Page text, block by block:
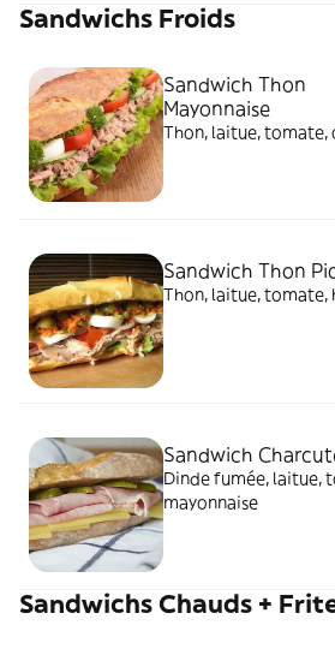
Sandwichs Froids
Sandwich Thon
Mayonnaise
Thon, laitue, tomate,
Sandwich Thon
Thon, laitue, tomate,
Sandwich
Dinde fumée, laitue,
mayonnaise
Sandwichs Chauds +